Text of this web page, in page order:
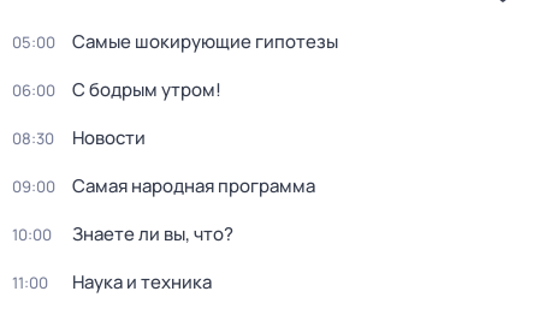
05:00 Самые шoкиpующие гипотезы
06:00 С бодрым утром!
08:30 Новости
09:00 Самая народная программа
10:00 Знаете ли вы, что?
11:00 Наука и техника